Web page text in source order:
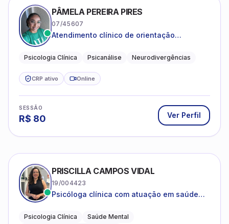
PÂMELA PEREIRA PIRES
07/45607
Atendimento clínico de orientação
crianças neurotípicas
Psicologia Clínica Psicanálise Neurodivergências
CRP ativo Online
SESSÃO
R$ 80 Ver Perfil
PRISCILLA CAMPOS VIDAL
19/004423
Psicóloga clínica com atuação em saúde
Psicologia Clínica
Saúde Mental